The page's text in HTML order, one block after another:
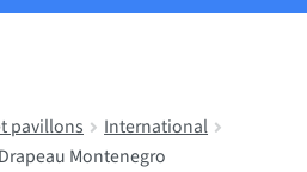
pavillons
International
Drapeau Montenegro